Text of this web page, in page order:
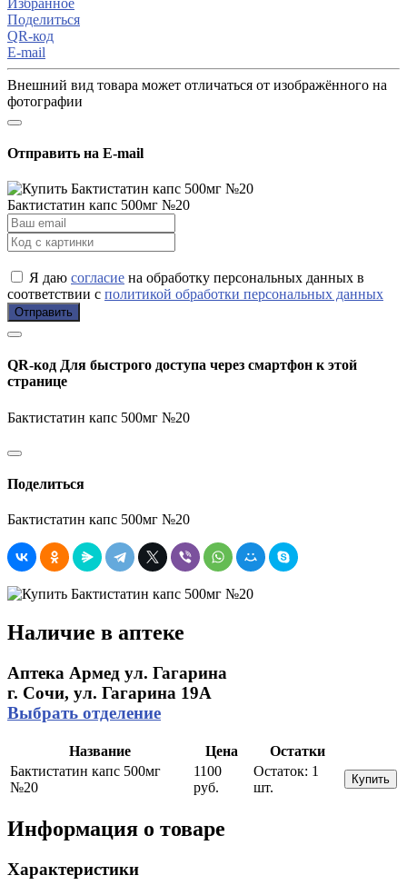
Поделиться
QR-код
E-mail
Внешний вид товара может отличаться от изображённого на
фотографии
Отправить на E-mail
Бактистатин капс 500мг №20
Я даю согласие на обработку персональных данных в
соответствии с политикой обработки персональных данных
Отправить
QR-код Для быстрого доступа через смартфон к этой
странице
Бактистатин капс 500мг №20
Поделиться
Бактистатин капс 500мг №20
Наличие в аптеке
Аптека Армед ул. Гагарина
г. Сочи, ул. Гагарина 19А
Выбрать отделение
Название Цена
Остатки
Бактистатин капс 500мг
№20
1100
руб.
Остаток: 1
шт.
Купить
Информация о товаре
Характеристики